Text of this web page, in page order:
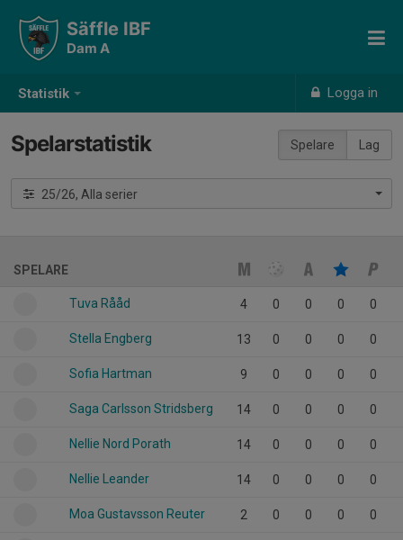
Statistik Logga in
Säffle IBF
Dam A
Spelare Lag
Spelarstatistik
25/26, Alla serier
SPELARE
Tuva Rååd 4 0 0 0 0
Stella Engberg 13 0 0 0 0
Sofia Hartman 9 0 0 0 0
Saga Carlsson Stridsberg 14 0 0 0 0
Nellie Nord Porath 14 0 0 0 0
Nellie Leander 14 0 0 0 0
Moa Gustavsson Reuter 2 0 0 0 0